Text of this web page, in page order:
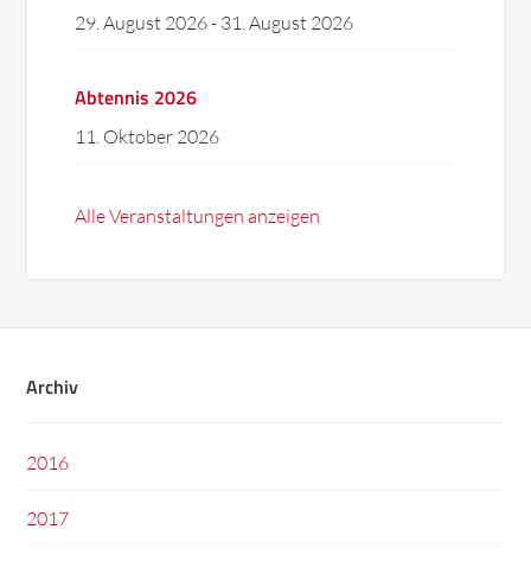
29. August 2026- 31. August 2026
Abtennis 2026
11. Oktober 2026
Alle Veranstaltungen anzeigen
Archiv
2016
2017